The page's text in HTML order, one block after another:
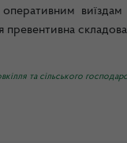
превентивна
та сільського